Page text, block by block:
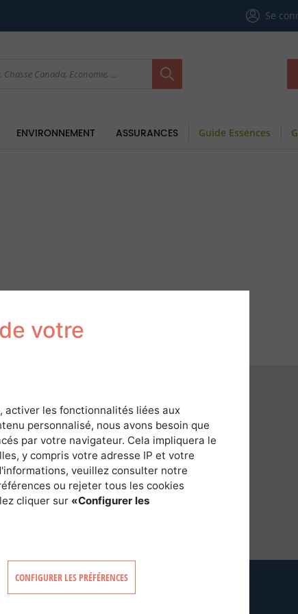
Se
ENVIRONNEMENT ASSURANCES Guide Essences
votre
activer les fonctionnalités liées aux
personnalisé, nous avons besoin que
par votre navigateur. Cela impliquera le
y compris votre adresse IP et votre
veuillez consulter notre
ou rejeter tous les cookies
cliquer sur «Configurer les
CONFIGURER LES PRÉFÉRENCES